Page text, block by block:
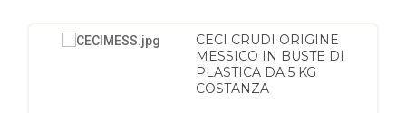
CECI CRUDI ORIGINE
MESSICO IN BUSTE DI
PLASTICA DA 5 KG
COSTANZA